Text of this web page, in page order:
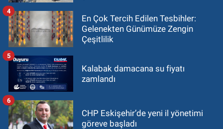
En Çok Tercih Edilen Tesbihler:
Gelenekten Günümüze Zengin
Çeşitlilik
4
Kalabak damacana su fiyatı
zamlandı
5
CHP Eskişehir’de yeni il yönetimi
göreve başladı
6